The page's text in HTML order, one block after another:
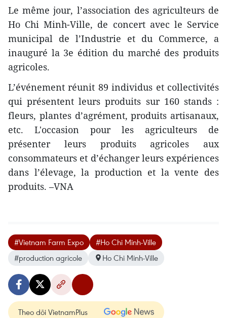
Le même jour, l’association des agriculteurs de
Ho Chi Minh-Ville, de concert avec le Service
municipal de l’Industrie et du Commerce, a
inauguré la 3e édition du marché des produits
agricoles.
L’événement réunit 89 individus et collectivités
qui présentent leurs produits sur 160 stands :
fleurs, plantes d’agrément, produits artisanaux,
etc. L'occasion pour les agriculteurs de
présenter leurs produits agricoles aux
consommateurs et d’échanger leurs expériences
dans l’élevage, la production et la vente des
produits. –VNA
#Vietnam Farm Expo
#Ho Chi Minh-Ville
#production agricole
Ho Chi Minh-Ville
Theo dõi VietnamPlus